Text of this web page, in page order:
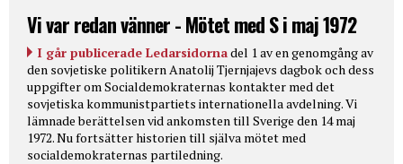
Vi var redan vänner - Mötet med S i maj 1972
I går publicerade Ledarsidornadel 1 av en genomgång av
den sovjetiske politikern Anatolij Tjernjajevs dagbok och dess
uppgifter om Socialdemokraternas kontakter med det
sovjetiska kommunistpartiets internationella avdelning. Vi
lämnade berättelsen vid ankomsten till Sverige den 14 maj
1972. Nu fortsätter historien till själva mötet med
socialdemokraternas partiledning.